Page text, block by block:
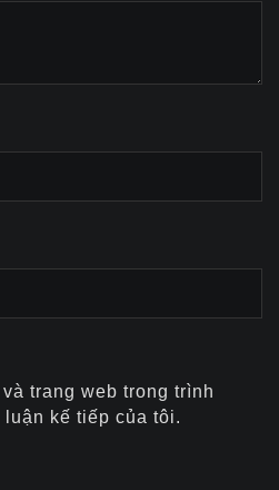
trang web trong trình
kế tiếp của tôi.